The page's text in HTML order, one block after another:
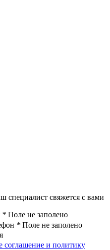
специалист свяжется с вами
* Поле не заполено
* Поле не заполено
соглашение и политику